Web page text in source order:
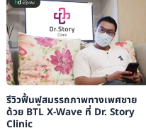
รีวิวฟื้นฟูสมรรถภาพทางเพศชาย
ด้วย BTL X-Wave ที่ Dr. Story
Clinic